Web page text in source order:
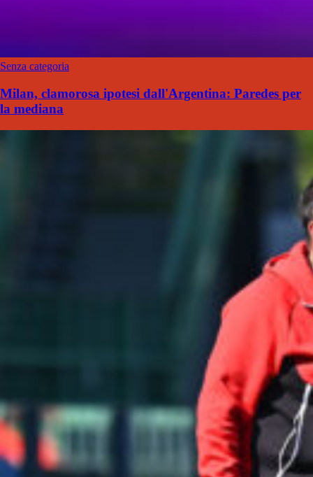
Senza categoria
Milan, clamorosa ipotesi dall'Argentina: Paredes per
la mediana